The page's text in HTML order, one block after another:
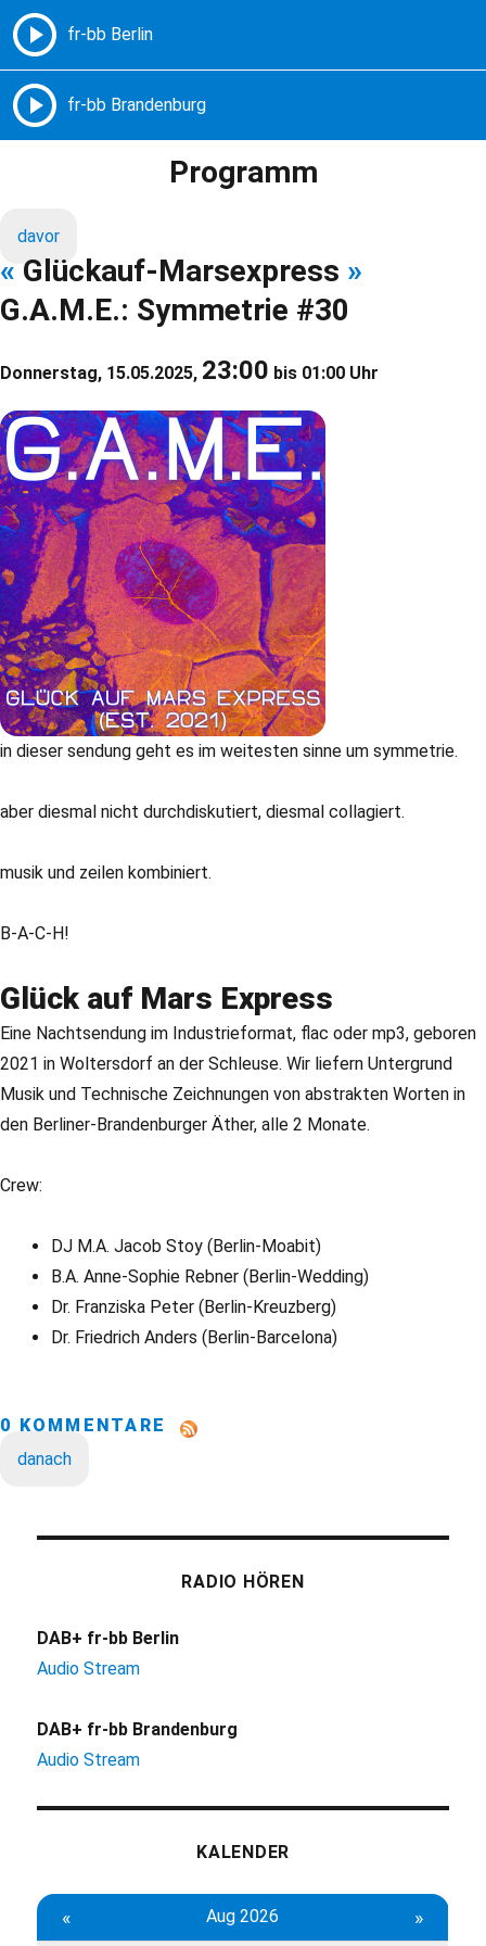
Freie Radios – Berlin Brandenburg
Programm
davor
« Glückauf-Marsexpress »
G.A.M.E.: Symmetrie #30
Donnerstag, 15.05.2025, 23:00 bis 01:00 Uhr
in dieser sendung geht es im weitesten sinne um symmetrie.
aber diesmal nicht durchdiskutiert, diesmal collagiert.
musik und zeilen kombiniert.
B-A-C-H!
Glück auf Mars Express
Eine Nachtsendung im Industrieformat, flac oder mp3, geboren
2021 in Woltersdorf an der Schleuse. Wir liefern Untergrund
Musik und Technische Zeichnungen von abstrakten Worten in
den Berliner-Brandenburger Äther, alle 2 Monate.
Crew:
DJ M.A. Jacob Stoy (Berlin-Moabit)
B.A. Anne-Sophie Rebner (Berlin-Wedding)
Dr. Franziska Peter (Berlin-Kreuzberg)
Dr. Friedrich Anders (Berlin-Barcelona)
0 KOMMENTARE
danach
RADIO HÖREN
DAB+ fr-bb Berlin
Audio Stream
DAB+ fr-bb Brandenburg
Audio Stream
KALENDER
« Aug 2026 »